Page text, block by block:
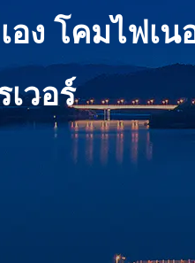
อง โคมไฟเน
วอร์